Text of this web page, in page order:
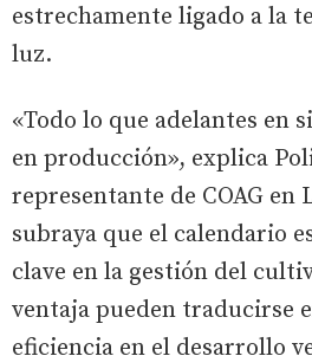
estrechamente ligado a la
luz.
«Todo lo que adelantes en
en producción», explica
representante de COAG en
subraya que el calendario
clave en la gestión del
ventaja pueden traducirse
eficiencia en el desarrollo